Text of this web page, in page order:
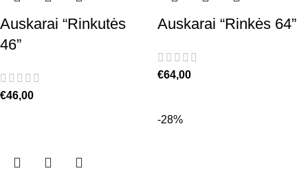
Auskarai “Rinkutės
46”
€46,00
Auskarai “Rinkės 64”
€64,00
-28%